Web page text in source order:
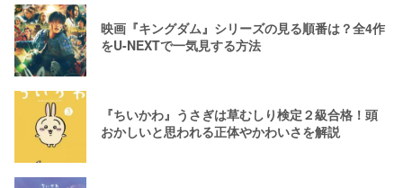
映画『キングダム』シリーズの見る順番は？全4作
をU-NEXTで一気見する方法
『ちいかわ』うさぎは草むしり検定２級合格！頭
おかしいと思われる正体やかわいさを解説